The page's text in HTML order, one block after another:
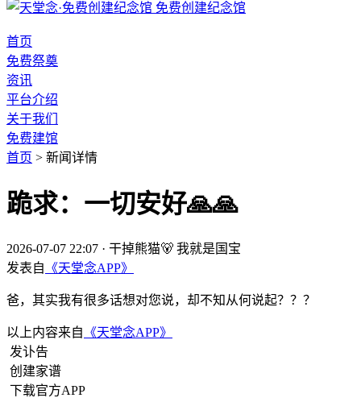
免费创建纪念馆
首页
免费祭奠
资讯
平台介绍
关于我们
免费建馆
首页 > 新闻详情
跪求：一切安好🙏🙏
2026-07-07 22:07 · 干掉熊猫🐻 我就是国宝
发表自 《天堂念APP》
爸，其实我有很多话想对您说，却不知从何说起？？？
以上内容来自 《天堂念APP》
发讣告
创建家谱
下载官方APP